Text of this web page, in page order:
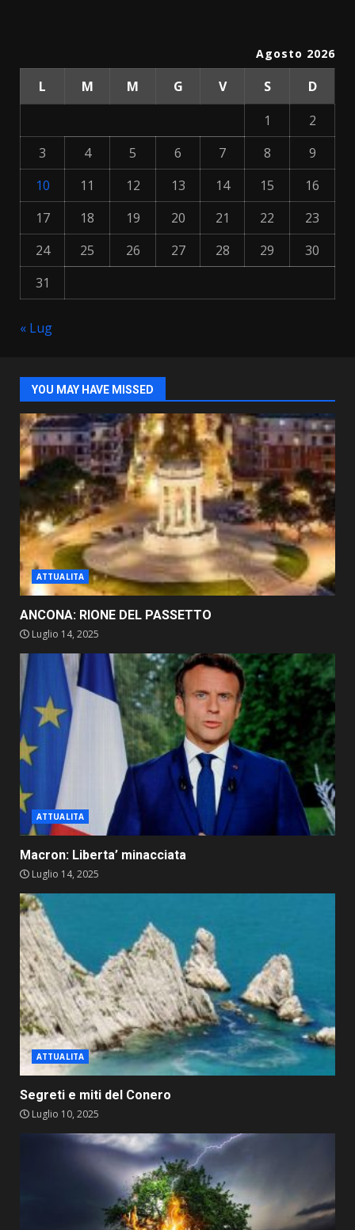
Agosto 2026
L M M G V S
D
1
2
3
4 5 6 7 8
9
10
11 12 13 14 15
16
17
18 19 20 21 22
23
24
25 26 27 28 29
30
31
« Lug
YOU MAY HAVE MISSED
ATTUALITA
ANCONA: RIONE DEL PASSETTO
Luglio 14, 2025
ATTUALITA
Macron: Liberta’ minacciata
Luglio 14, 2025
ATTUALITA
Segreti e miti del Conero
Luglio 10, 2025